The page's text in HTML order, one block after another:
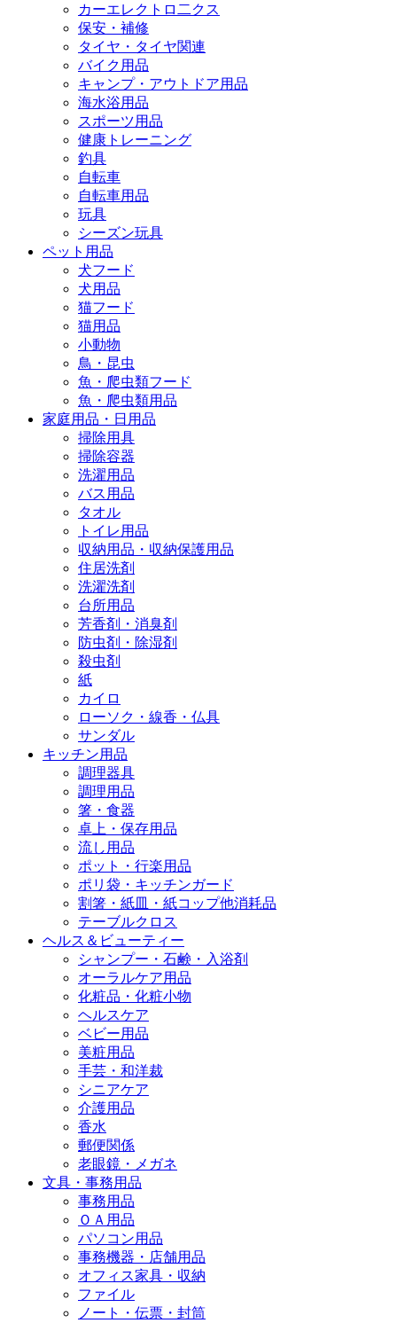
カーエレクトロ二クス
保安・補修
タイヤ・タイヤ関連
バイク用品
キャンプ・アウトドア用品
海水浴用品
スポーツ用品
健康トレーニング
釣具
自転車
自転車用品
玩具
シーズン玩具
ペット用品
犬フード
犬用品
猫フード
猫用品
小動物
鳥・昆虫
魚・爬虫類フード
魚・爬虫類用品
家庭用品・日用品
掃除用具
掃除容器
洗濯用品
バス用品
タオル
トイレ用品
収納用品・収納保護用品
住居洗剤
洗濯洗剤
台所用品
芳香剤・消臭剤
防虫剤・除湿剤
殺虫剤
紙
カイロ
ローソク・線香・仏具
サンダル
キッチン用品
調理器具
調理用品
箸・食器
卓上・保存用品
流し用品
ポット・行楽用品
ポリ袋・キッチンガード
割箸・紙皿・紙コップ他消耗品
テーブルクロス
ヘルス＆ビューティー
シャンプー・石鹸・入浴剤
オーラルケア用品
化粧品・化粧小物
ヘルスケア
ベビー用品
美粧用品
手芸・和洋裁
シニアケア
介護用品
香水
郵便関係
老眼鏡・メガネ
文具・事務用品
事務用品
ＯＡ用品
パソコン用品
事務機器・店舗用品
オフィス家具・収納
ファイル
ノート・伝票・封筒